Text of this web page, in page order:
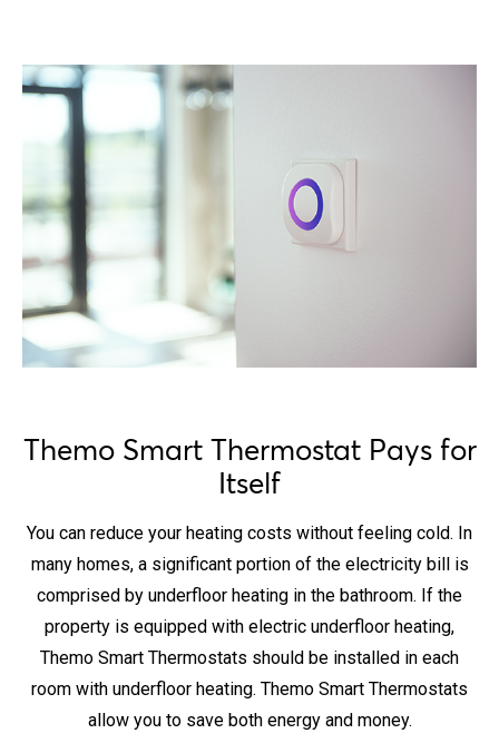
Themo Smart Thermostat Pays for
Itself
You can reduce your heating costs without feeling cold. In
many homes, a significant portion of the electricity bill is
comprised by underfloor heating in the bathroom. If the
property is equipped with electric underfloor heating,
Themo Smart Thermostats should be installed in each
room with underfloor heating. Themo Smart Thermostats
allow you to save both energy and money.